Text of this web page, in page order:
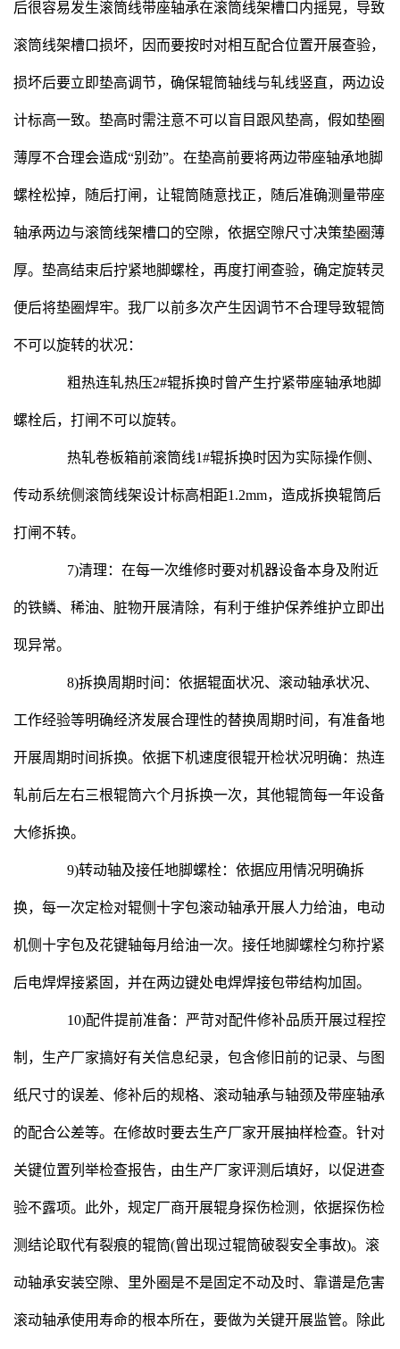
后很容易发生滚筒线带座轴承在滚筒线架槽口内摇晃，导致
滚筒线架槽口损坏，因而要按时对相互配合位置开展查验，
损坏后要立即垫高调节，确保辊筒轴线与轧线竖直，两边设
计标高一致。垫高时需注意不可以盲目跟风垫高，假如垫圈
薄厚不合理会造成“别劲”。在垫高前要将两边带座轴承地脚
螺栓松掉，随后打闸，让辊筒随意找正，随后准确测量带座
轴承两边与滚筒线架槽口的空隙，依据空隙尺寸决策垫圈薄
厚。垫高结束后拧紧地脚螺栓，再度打闸查验，确定旋转灵
便后将垫圈焊牢。我厂以前多次产生因调节不合理导致辊筒
不可以旋转的状况：
粗热连轧热压2#辊拆换时曾产生拧紧带座轴承地脚
螺栓后，打闸不可以旋转。
热轧卷板箱前滚筒线1#辊拆换时因为实际操作侧、
传动系统侧滚筒线架设计标高相距1.2mm，造成拆换辊筒后
打闸不转。
7)清理：在每一次维修时要对机器设备本身及附近
的铁鳞、稀油、脏物开展清除，有利于维护保养维护立即出
现异常。
8)拆换周期时间：依据辊面状况、滚动轴承状况、
工作经验等明确经济发展合理性的替换周期时间，有准备地
开展周期时间拆换。依据下机速度很辊开检状况明确：热连
轧前后左右三根辊筒六个月拆换一次，其他辊筒每一年设备
大修拆换。
9)转动轴及接任地脚螺栓：依据应用情况明确拆
换，每一次定检对辊侧十字包滚动轴承开展人力给油，电动
机侧十字包及花键轴每月给油一次。接任地脚螺栓匀称拧紧
后电焊焊接紧固，并在两边键处电焊焊接包带结构加固。
10)配件提前准备：严苛对配件修补品质开展过程控
制，生产厂家搞好有关信息纪录，包含修旧前的记录、与图
纸尺寸的误差、修补后的规格、滚动轴承与轴颈及带座轴承
的配合公差等。在修故时要去生产厂家开展抽样检查。针对
关键位置列举检查报告，由生产厂家评测后填好，以促进查
验不露项。此外，规定厂商开展辊身探伤检测，依据探伤检
测结论取代有裂痕的辊筒(曾出现过辊筒破裂安全事故)。滚
动轴承安装空隙、里外圈是不是固定不动及时、靠谱是危害
滚动轴承使用寿命的根本所在，要做为关键开展监管。除此